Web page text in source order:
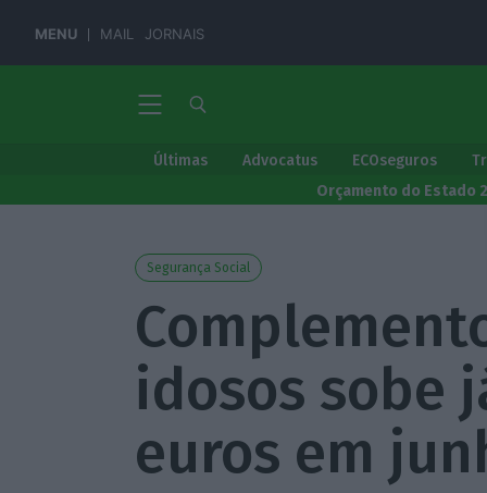
MENU MAIL JORNAIS
Últimas Advocatus ECOseguros
Orçamento do Estado
Segurança Social
idosos sobe
euros em